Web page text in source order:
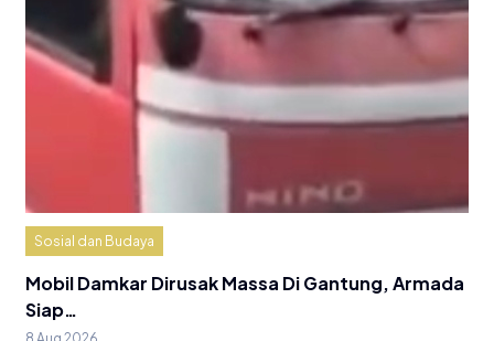
Sosial dan Budaya
Mobil Damkar Dirusak Massa Di Gantung, Armada
Siap…